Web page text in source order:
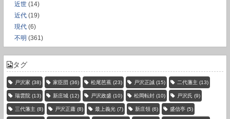
近世 (14)
近代 (19)
現代 (6)
不明 (361)
タグ
戸沢家 (38) 家臣団 (36) 松尾芭蕉 (23) 戸沢正誠 (15) 二代藩主 (13)
瑞雲院 (13) 新庄城 (12) 戸沢政盛 (10) 松岡転封 (10) 戸沢氏 (9)
三代藩主 (8) 戸沢正庸 (8) 最上義光 (7) 新庄領 (6) 盛信亭 (5)